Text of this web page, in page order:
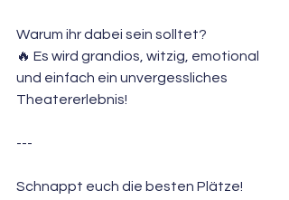
Warum ihr dabei sein solltet?
🔥 Es wird grandios, witzig, emotional
und einfach ein unvergessliches
Theatererlebnis!
---
Schnappt euch die besten Plätze!